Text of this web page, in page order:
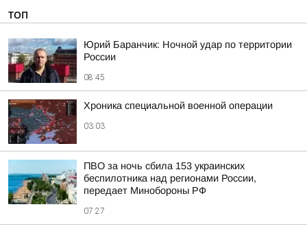
ТОП
Юрий Баранчик: Ночной удар по территории
России
08:45
Хроника специальной военной операции
03:03
ПВО за ночь сбила 153 украинских
беспилотника над регионами России,
передает Минобороны РФ
07:27